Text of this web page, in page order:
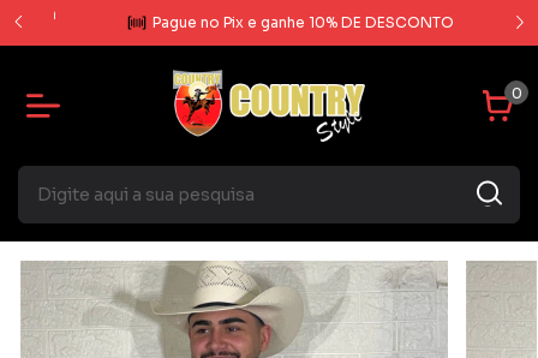
Pague no Pix e ganhe 10% DE DESCONTO
0